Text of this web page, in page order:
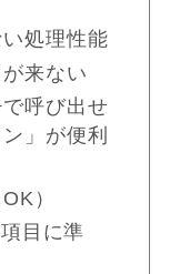
処理性能
来ない
呼び出せ
」が便利
）
目に準